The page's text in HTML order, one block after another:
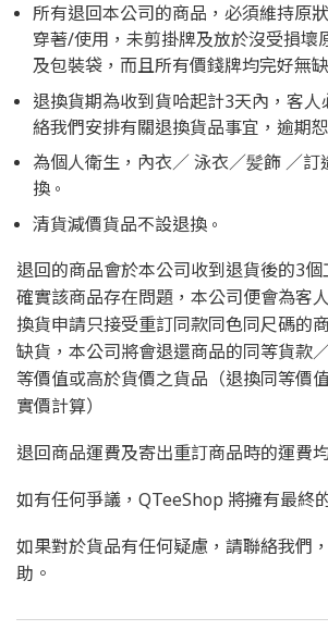
所有退回本公司的商品，必須維持原
穿著/使用，未剪掛牌及放於沒受損壞
及包裝袋，而且所有價錢牌均完好無
退換貨期為收到貨哈起計3天內，客
絡我們安排有關退換貨品事宜，逾期
為個人衛生，內衣／ 泳衣／髪飾 ／訂
換 。
清貨減價貨品不設退換 。
退回的商品會於本公司收到退貨後的3
確實該商品存在問題，本公司便會為客
換貨申請只接受重訂同款同色同尺碼的
缺貨，本公司將會退還商品的同等貨款
等價值或高於貨價之貨品（退換同等價
實價計算）
退回商品運費及寄出重訂商品時的運費
如有任何爭議，QTeeShop 將擁有最終
如果對於貨品有任何疑慮，請聯絡我們
助。